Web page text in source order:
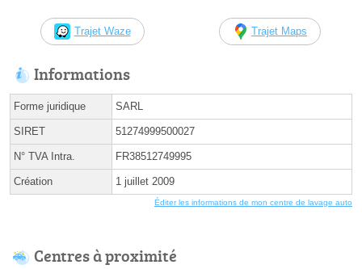
Trajet Waze Trajet Maps
Informations
Forme juridique SARL
SIRET 51274999500027
N° TVA Intra. FR38512749995
Création 1 juillet 2009
Éditer les informations de mon centre de lavage auto
Centres à proximité